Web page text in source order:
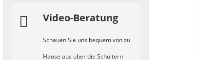
Video-Beratung
Schauen Sie uns bequem von zu
Hause aus über die Schultern